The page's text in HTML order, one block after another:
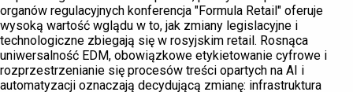
organów regulacyjnych konferencja "Formula Retail" oferuje
wysoką wartość wglądu w to, jak zmiany legislacyjne i
technologiczne zbiegają się w rosyjskim retail. Rosnąca
uniwersalność EDM, obowiązkowe etykietowanie cyfrowe i
rozprzestrzenianie się procesów treści opartych na AI i
automatyzacji oznaczają decydującą zmianę: infrastruktura